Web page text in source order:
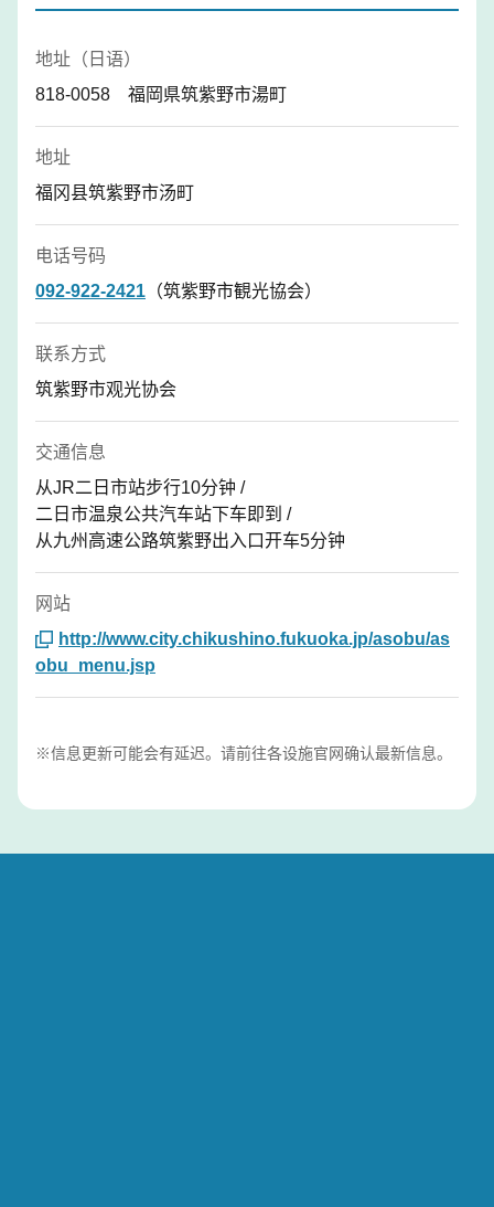
地址（日语）
818-0058 福岡県筑紫野市湯町
地址
福冈县筑紫野市汤町
电话号码
092-922-2421 （筑紫野市観光協会）
联系方式
筑紫野市观光协会
交通信息
从JR二日市站步行10分钟 /
二日市温泉公共汽车站下车即到 /
从九州高速公路筑紫野出入口开车5分钟
网站
http://www.city.chikushino.fukuoka.jp/asobu/as
obu_menu.jsp
※信息更新可能会有延迟。请前往各设施官网确认最新信息。